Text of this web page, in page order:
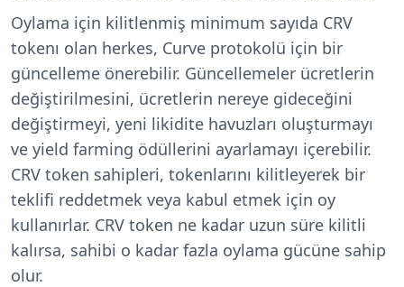
Oylama için kilitlenmiş minimum sayıda CRV
tokenı olan herkes, Curve protokolü için bir
güncelleme önerebilir. Güncellemeler ücretlerin
değiştirilmesini, ücretlerin nereye gideceğini
değiştirmeyi, yeni likidite havuzları oluşturmayı
ve yield farming ödüllerini ayarlamayı içerebilir.
CRV token sahipleri, tokenlarını kilitleyerek bir
teklifi reddetmek veya kabul etmek için oy
kullanırlar. CRV token ne kadar uzun süre kilitli
kalırsa, sahibi o kadar fazla oylama gücüne sahip
olur.